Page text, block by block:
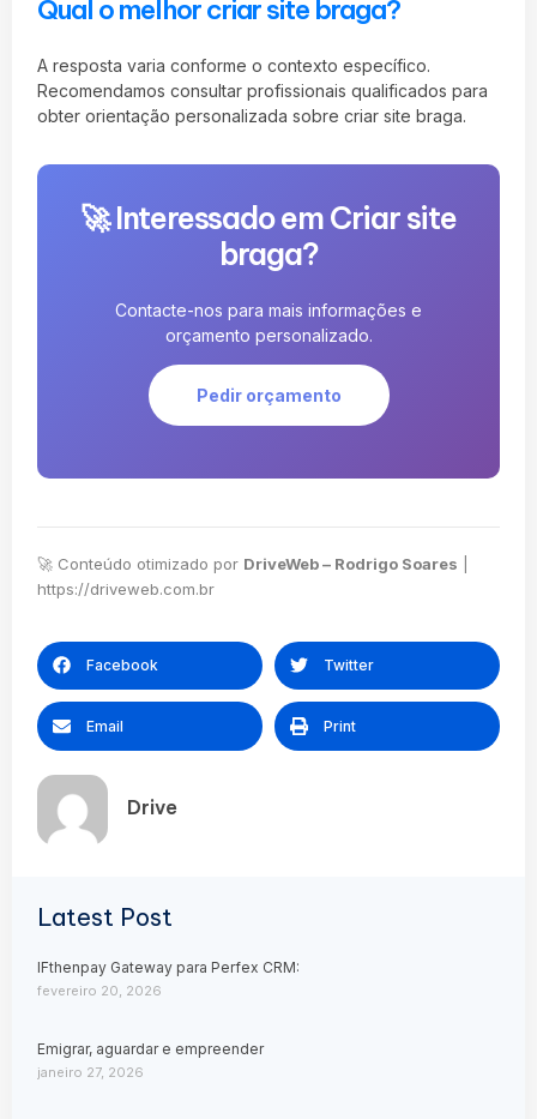
Qual o melhor criar site braga?
A resposta varia conforme o contexto específico.
Recomendamos consultar profissionais qualificados para
obter orientação personalizada sobre criar site braga.
🚀 Interessado em Criar site
braga?
Contacte-nos para mais informações e
orçamento personalizado.
Pedir orçamento
🚀 Conteúdo otimizado por DriveWeb – Rodrigo Soares
https://driveweb.com.br
Facebook Twitter
Email Print
Drive
Latest Post
IFthenpay Gateway para Perfex CRM:
fevereiro 20, 2026
Emigrar, aguardar e empreender
janeiro 27, 2026